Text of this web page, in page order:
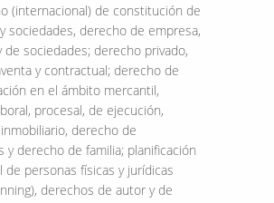
(internacional) de constitución de
sociedades, derecho de empresa,
de sociedades; derecho privado,
y contractual; derecho de
en el ámbito mercantil,
procesal, de ejecución,
derecho de
y derecho de familia; planificación
de personas físicas y jurídicas
derechos de autor y de